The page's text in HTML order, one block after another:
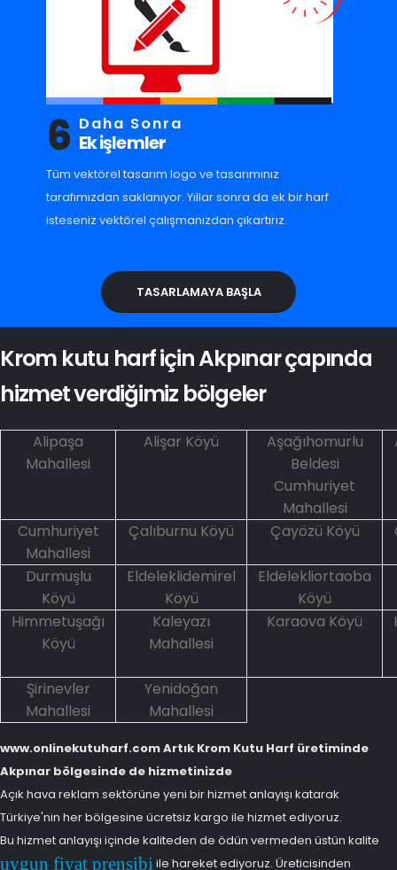
6 Daha Sonra
Ek işlemler
Tüm vektörel tasarım logo ve tasarımınız
tarafımızdan saklanıyor. Yıllar sonra da ek bir harf
isteseniz vektörel çalışmanızdan çıkartırız.
TASARLAMAYA BAŞLA
Krom kutu harf için Akpınar çapında
hizmet verdiğimiz bölgeler
Alipaşa
Mahallesi
Alişar Köyü
Aşağıhomurlu
Beldesi
Cumhuriyet
Mahallesi
Cumhuriyet
Mahallesi
Çalıburnu Köyü Çayözü Köyü
Durmuşlu
Köyü
Eldeleklidemirel
Köyü
Eldelekliortaoba
Köyü
Himmetuşağı
Köyü
Kaleyazı
Mahallesi
Karaova Köyü
Şirinevler
Mahallesi
Yenidoğan
Mahallesi
www.onlinekutuharf.com Artık Krom Kutu Harf üretiminde
Akpınar bölgesinde de hizmetinizde
Açık hava reklam sektörüne yeni bir hizmet anlayışı katarak
Türkiye'nin her bölgesine ücretsiz kargo ile hizmet ediyoruz.
Bu hizmet anlayışı içinde kaliteden de ödün vermeden üstün kalite
uygun fiyat prensibi ile hareket ediyoruz. Üreticisinden